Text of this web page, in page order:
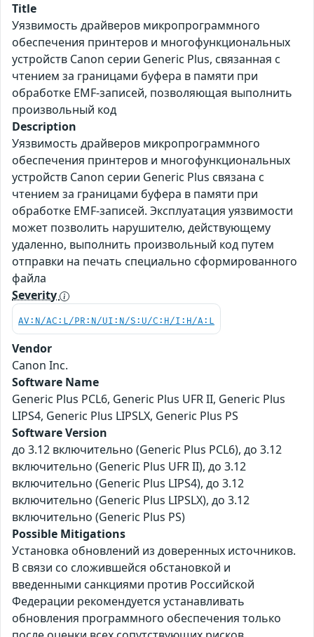
Title
Уязвимость драйверов микропрограммного
обеспечения принтеров и многофункциональных
устройств Canon серии Generic Plus, связанная с
чтением за границами буфера в памяти при
обработке EMF-записей, позволяющая выполнить
произвольный код
Description
Уязвимость драйверов микропрограммного
обеспечения принтеров и многофункциональных
устройств Canon серии Generic Plus связана с
чтением за границами буфера в памяти при
обработке EMF-записей. Эксплуатация уязвимости
может позволить нарушителю, действующему
удаленно, выполнить произвольный код путем
отправки на печать специально сформированного
файла
Severity
AV:N/AC:L/PR:N/UI:N/S:U/C:H/I:H/A:L
Vendor
Canon Inc.
Software Name
Generic Plus PCL6, Generic Plus UFR II, Generic Plus
LIPS4, Generic Plus LIPSLX, Generic Plus PS
Software Version
до 3.12 включительно (Generic Plus PCL6), до 3.12
включительно (Generic Plus UFR II), до 3.12
включительно (Generic Plus LIPS4), до 3.12
включительно (Generic Plus LIPSLX), до 3.12
включительно (Generic Plus PS)
Possible Mitigations
Установка обновлений из доверенных источников.
В связи со сложившейся обстановкой и
введенными санкциями против Российской
Федерации рекомендуется устанавливать
обновления программного обеспечения только